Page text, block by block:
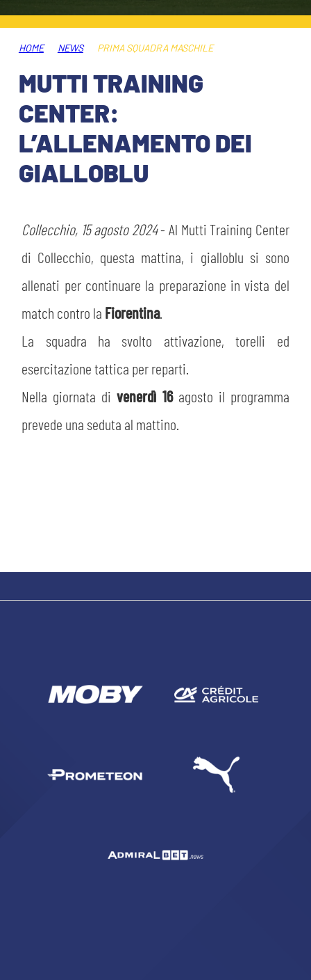
INFO BIGLIETTI
MUSEUM CLUB EXPERIENCE
TARDINI CARD
INFORMAZIONI ACCREDITI
TICKET GIFT CARD
SHOP
HOSPITALITY
HOSPITALITY
MUSEUM CLUB EXPERIENCE
ESPORTS
IL CLUB
STORIA
MUTTI TRAINING CENTER
MUSEO
STADIO TARDINI
PLAY GREEN
ACADEMY
HOME NEWS PRIMA SQUADRA MASCHILE
MUTTI TRAINING
CENTER:
L’ALLENAMENTO DEI
GIALLOBLU
Collecchio, 15 agosto 2024- Al Mutti Training Center
di Collecchio, questa mattina, i gialloblu si sono
allenati per continuare la preparazione in vista del
match contro la Fiorentina.
La squadra ha svolto attivazione, torelli ed
esercitazione tattica per reparti.
Nella giornata divenerdì 16 agosto il programma
prevede una seduta al mattino.